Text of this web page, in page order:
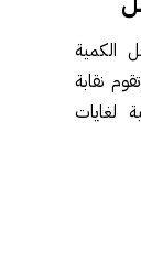
الكمية
نقابة
لغايات